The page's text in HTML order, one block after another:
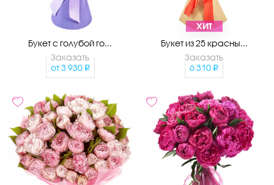
Букет с голубой го...
Заказать
от 3 930
ХИТ
Букет из 25 красны...
Заказать
6 310